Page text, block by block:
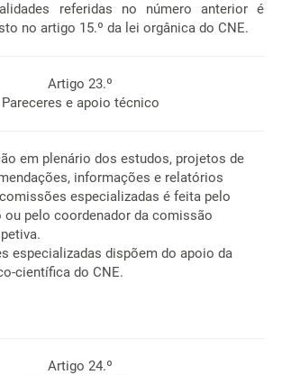
referidas no número anterior é
no artigo 15.º da lei orgânica do CNE.
Artigo 23.º
Pareceres e apoio técnico
em plenário dos estudos, projetos de
informações e relatórios
especializadas é feita pelo
ou pelo coordenador da comissão
especializadas dispõem do apoio da
científica do CNE.
Artigo 24.º